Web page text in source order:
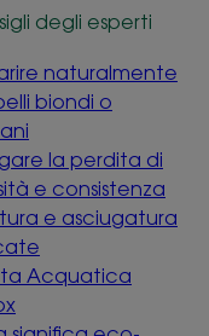
degli esperti
naturalmente
biondi o
la perdita di
e consistenza
e asciugatura
Acquatica